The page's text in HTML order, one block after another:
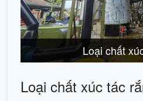
Loại chất
Loại chất xúc tác